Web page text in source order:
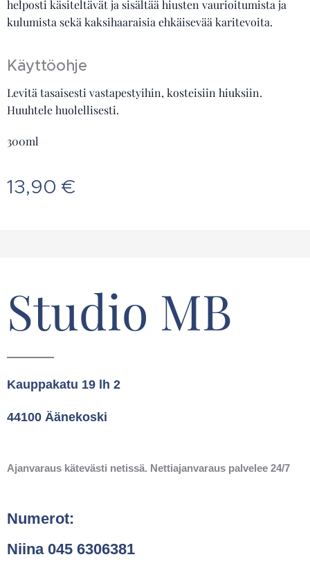
helposti käsiteltävät ja sisältää hiusten vaurioitumista ja
kulumista sekä kaksihaaraisia ehkäisevää karitevoita.
Käyttöohje
Levitä tasaisesti vastapestyihin, kosteisiin hiuksiin.
Huuhtele huolellisesti.
300ml
13,90 €
Studio MB
Kauppakatu 19 lh 2
44100 Äänekoski
Ajanvaraus kätevästi netissä. Nettiajanvaraus palvelee 24/7
Numerot:
Niina 045 6306381